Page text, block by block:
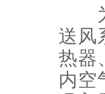
为
送风
热器
内空